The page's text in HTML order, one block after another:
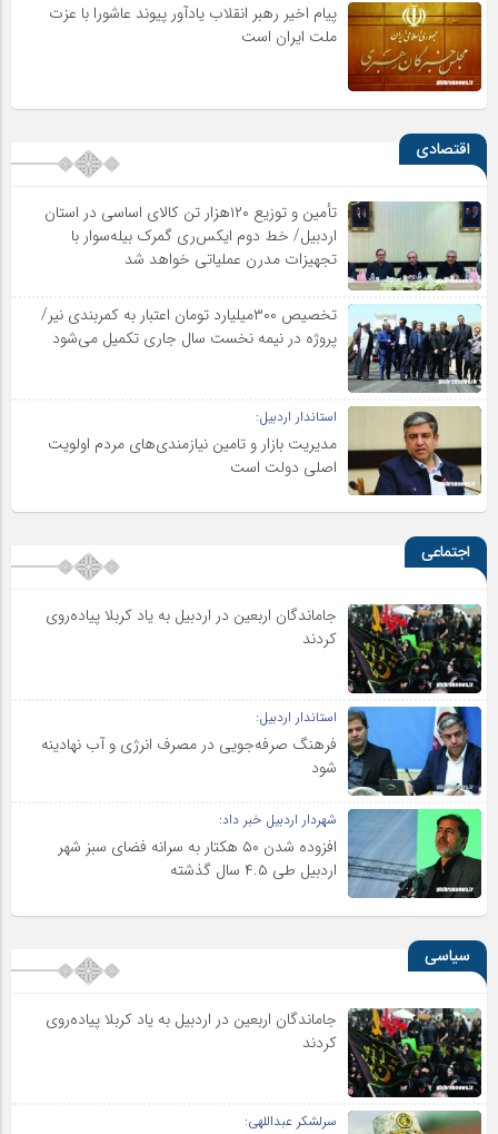
پیام اخیر رهبر انقلاب یادآور پیوند عاشورا با عزت
ملت ایران است
اقتصادی
تأمین و توزیع ۱۲۰هزار تن کالای اساسی در استان
اردبیل/ خط دوم ایکس‌ری گمرک بیله‌سوار با
تجهیزات مدرن عملیاتی خواهد شد
تخصیص ۳۰۰میلیارد تومان اعتبار به کمربندی نیر/
پروژه در نیمه نخست سال جاری تکمیل می‌شود
استاندار اردبیل:
مدیریت بازار و تامین نیازمندی‌های مردم اولویت‌
اصلی دولت است
اجتماعی
جاماندگان اربعین در اردبیل به یاد کربلا پیاده‌روی
کردند
استاندار اردبیل:
فرهنگ صرفه‌جویی در مصرف انرژی و آب نهادینه
شود
شهردار اردبیل خبر داد:
افزوده شدن ۵۰ هکتار به سرانه فضای سبز شهر
اردبیل طی ۴.۵ سال گذشته
سیاسی
جاماندگان اربعین در اردبیل به یاد کربلا پیاده‌روی
کردند
سرلشکر عبداللهی: